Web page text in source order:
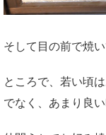
そして目の前で焼
ところで、若い頃
でなく、あまり良